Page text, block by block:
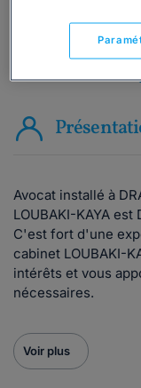
Avocat installé à
LOUBAKI-KAYA
C'est fort d'une
cabinet LOUBAKI-
intérêts et vous
nécessaires.
Voir plus